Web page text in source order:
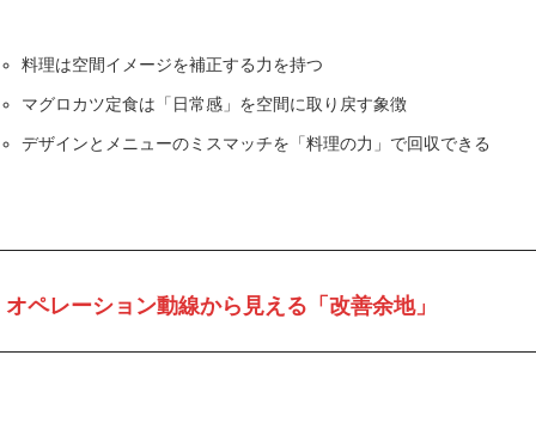
料理は空間イメージを補正する力を持つ
マグロカツ定食は「日常感」を空間に取り戻す象徴
デザインとメニューのミスマッチを「料理の力」で回収できる
オペレーション動線から見える「改善余地」